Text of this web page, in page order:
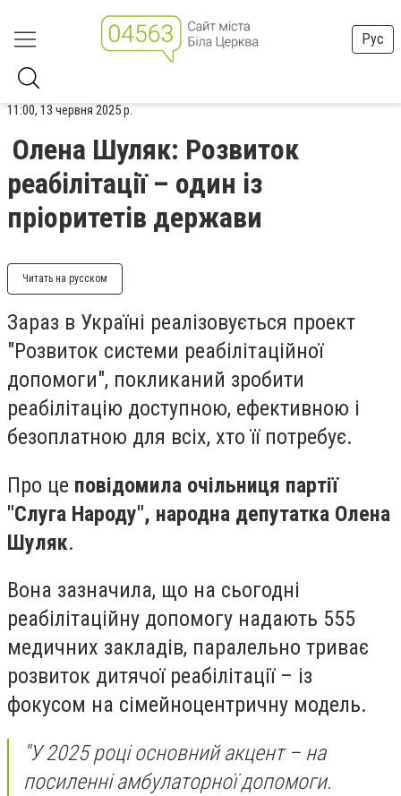
Рус
11:00, 13 червня 2025 р.
Олена Шуляк: Розвиток
реабілітації – один із
пріоритетів держави
Читать на русском
Зараз в Україні реалізовується проект
"Розвиток системи реабілітаційної
допомоги", покликаний зробити
реабілітацію доступною, ефективною і
безоплатною для всіх, хто її потребує.
Про це повідомила очільниця партії
"Слуга Народу", народна депутатка Олена
Шуляк.
Вона зазначила, що на сьогодні
реабілітаційну допомогу надають 555
медичних закладів, паралельно триває
розвиток дитячої реабілітації – із
фокусом на сімейноцентричну модель.
"У 2025 році основний акцент – на
посиленні амбулаторної допомоги.